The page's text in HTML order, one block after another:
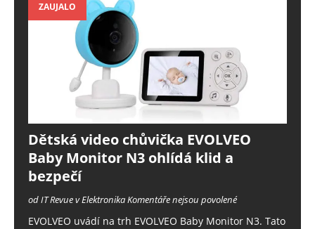
ZAUJALO
Dětská video chůvička EVOLVEO
Baby Monitor N3 ohlídá klid a
bezpečí
od IT Revue v ElektronikaKomentáře nejsou povolené
EVOLVEO uvádí na trh EVOLVEO Baby Monitor N3. Tato